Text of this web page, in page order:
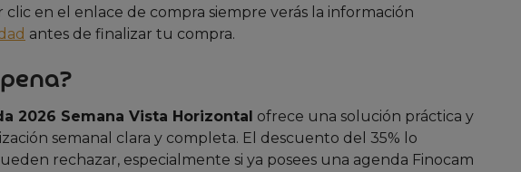
en el enlace de compra siempre verás la información
antes de finalizar tu compra.
2026 Semana Vista Horizontal ofrece una solución práctica y
semanal clara y completa. El descuento del 35% lo
rechazar, especialmente si ya posees una agenda Finocam